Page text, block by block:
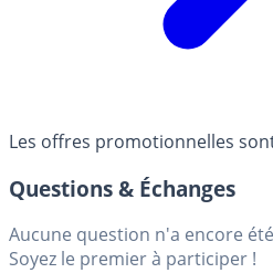
Les offres promotionnelles
Questions & Échanges
Aucune question n'a encore
Soyez le premier à participer !